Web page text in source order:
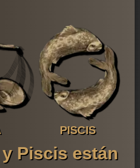
PISCIS
Piscis están